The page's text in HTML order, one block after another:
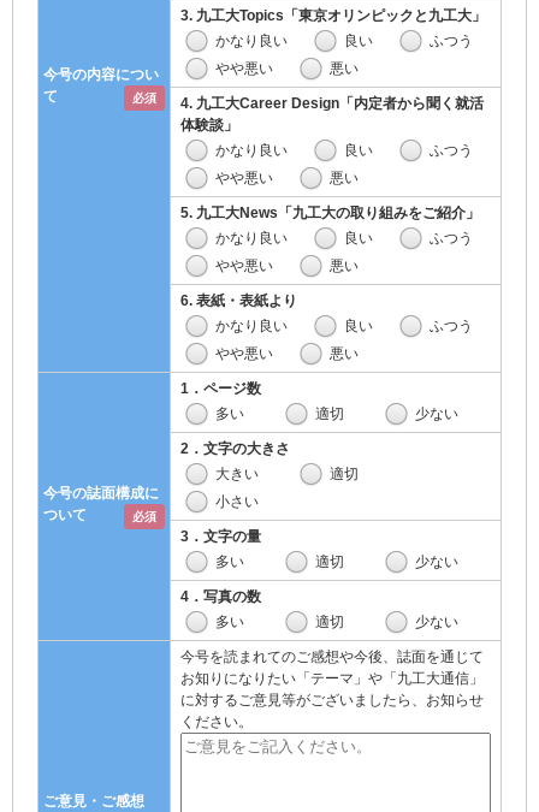
今号の内容につい
て
必須
3. 九工大Topics「東京オリンピックと九工大」
かなり良い
良い
ふつう
やや悪い
悪い
4. 九工大Career Design「内定者から聞く就活
体験談」
かなり良い
良い
ふつう
やや悪い
悪い
5. 九工大News「九工大の取り組みをご紹介」
かなり良い
良い
ふつう
やや悪い
悪い
6. 表紙・表紙より
かなり良い
良い
ふつう
やや悪い
悪い
今号の誌面構成に
ついて
必須
1．ページ数
多い
適切 少ない
2．文字の大きさ
大きい
適切
小さい
3．文字の量
多い
適切 少ない
4．写真の数
多い
適切 少ない
ご意見・ご感想
今号を読まれてのご感想や今後、誌面を通じて
お知りになりたい「テーマ」や「九工大通信」
に対するご意見等がございましたら、お知らせ
ください。